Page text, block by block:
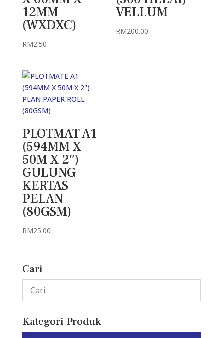
12MM
(WXDXC)
RM2.50
VELLUM
RM200.00
PLOTMAT A1
(594MM X
50M X 2″)
GULUNG
KERTAS
PELAN
(80GSM)
RM25.00
Cari
Kategori Produk